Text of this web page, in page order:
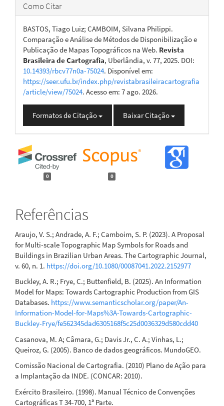
Como Citar
BASTOS, Tiago Luiz; CAMBOIM, Silvana Philippi.
Comparação e Análise de Métodos de Disponibilização e
Publicação de Mapas Topográficos na Web. Revista
Brasileira de Cartografia, Uberlândia, v. 77, 2025. DOI:
10.14393/rbcv77n0a-75024. Disponível em:
https://seer.ufu.br/index.php/revistabrasileiracartografia
/article/view/75024. Acesso em: 7 ago. 2026.
Formatos de Citação Baixar Citação
0 0
Referências
Araujo, V. S.; Andrade, A. F.; Camboim, S. P. (2023). A Proposal
for Multi-scale Topographic Map Symbols for Roads and
Buildings in Brazilian Urban Areas. The Cartographic Journal,
v. 60, n. 1. https://doi.org/10.1080/00087041.2022.2152977
Buckley, A. R.; Frye, C.; Buttenfield, B. (2025). An Information
Model for Maps: Towards Cartographic Production from GIS
Databases. https://www.semanticscholar.org/paper/An-
Information-Model-for-Maps%3A-Towards-Cartographic-
Buckley-Frye/fe562345dad6305168f5c25d0036329d580cdd40
Casanova, M. A; Câmara, G.; Davis Jr., C. A.; Vinhas, L.;
Queiroz, G. (2005). Banco de dados geográficos. MundoGEO.
Comissão Nacional de Cartografia. (2010) Plano de Ação para
a Implantação da INDE. (CONCAR: 2010).
Exército Brasileiro. (1998). Manual Técnico de Convenções
Cartográficas T 34-700, 1ª Parte.